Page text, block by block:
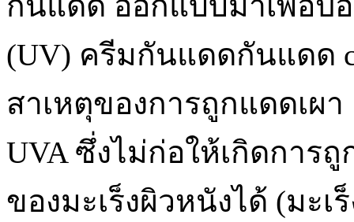
(UV) ครีมกันแดดกันแดด
สาเหตุของการถูกแดดเผ
UVA ซึ่งไม่ก่อให้เกิดการ
ของมะเร็งผิวหนังได้ (มะ